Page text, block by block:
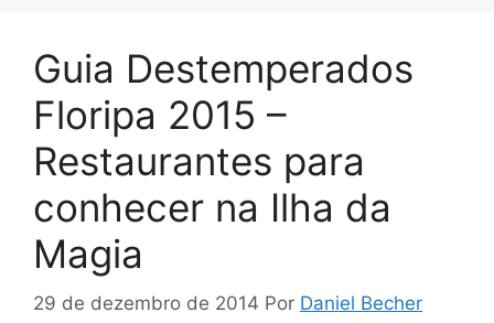
Guia Destemperados
Floripa 2015 –
Restaurantes para
conhecer na Ilha da
Magia
29 de dezembro de 2014 Por Daniel Becher